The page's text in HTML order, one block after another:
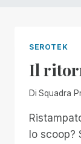
SEROTEK
Il
Di Squadra
lo scoop?